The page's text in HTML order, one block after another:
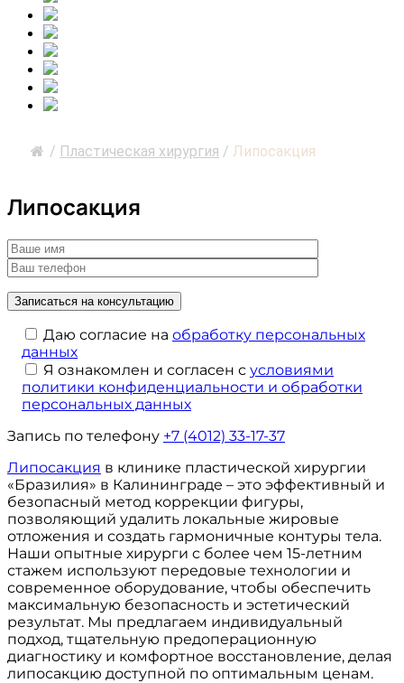
/ Пластическая хирургия / Липосакция
Липосакция
Даю согласие на обработку персональных
данных
Я ознакомлен и согласен с условиями
политики конфиденциальности и обработки
персональных данных
Запись по телефону +7 (4012) 33-17-37
Липосакция в клинике пластической хирургии
«Бразилия» в Калининграде – это эффективный и
безопасный метод коррекции фигуры,
позволяющий удалить локальные жировые
отложения и создать гармоничные контуры тела.
Наши опытные хирурги с более чем 15-летним
стажем используют передовые технологии и
современное оборудование, чтобы обеспечить
максимальную безопасность и эстетический
результат. Мы предлагаем индивидуальный
подход, тщательную предоперационную
диагностику и комфортное восстановление, делая
липосакцию доступной по оптимальным ценам.